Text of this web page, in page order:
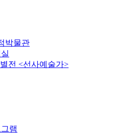
박물관
전 <선사예술가>
램